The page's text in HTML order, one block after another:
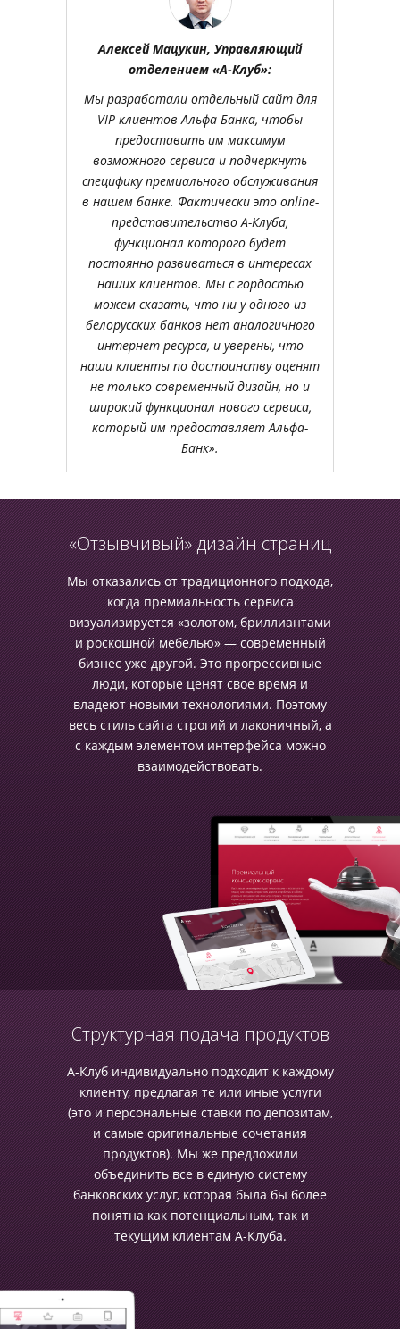
Алексей Мацукин, Управляющий
отделением «А-Клуб»:
Мы разработали отдельный сайт для
VIP-клиентов Альфа-Банка, чтобы
предоставить им максимум
возможного сервиса и подчеркнуть
специфику премиального обслуживания
в нашем банке. Фактически это online-
представительство А-Клуба,
функционал которого будет
постоянно развиваться в интересах
наших клиентов. Мы с гордостью
можем сказать, что ни у одного из
белорусских банков нет аналогичного
интернет-ресурса, и уверены, что
наши клиенты по достоинству оценят
не только современный дизайн, но и
широкий функционал нового сервиса,
который им предоставляет Альфа-
Банк».
«Отзывчивый» дизайн страниц
Мы отказались от традиционного подхода,
когда премиальность сервиса
визуализируется «золотом, бриллиантами
и роскошной мебелью» — современный
бизнес уже другой. Это прогрессивные
люди, которые ценят свое время и
владеют новыми технологиями. Поэтому
весь стиль сайта строгий и лаконичный, а
с каждым элементом интерфейса можно
взаимодействовать.
Структурная подача продуктов
А-Клуб индивидуально подходит к каждому
клиенту, предлагая те или иные услуги
(это и персональные ставки по депозитам,
и самые оригинальные сочетания
продуктов). Мы же предложили
объединить все в единую систему
банковских услуг, которая была бы более
понятна как потенциальным, так и
текущим клиентам А-Клуба.